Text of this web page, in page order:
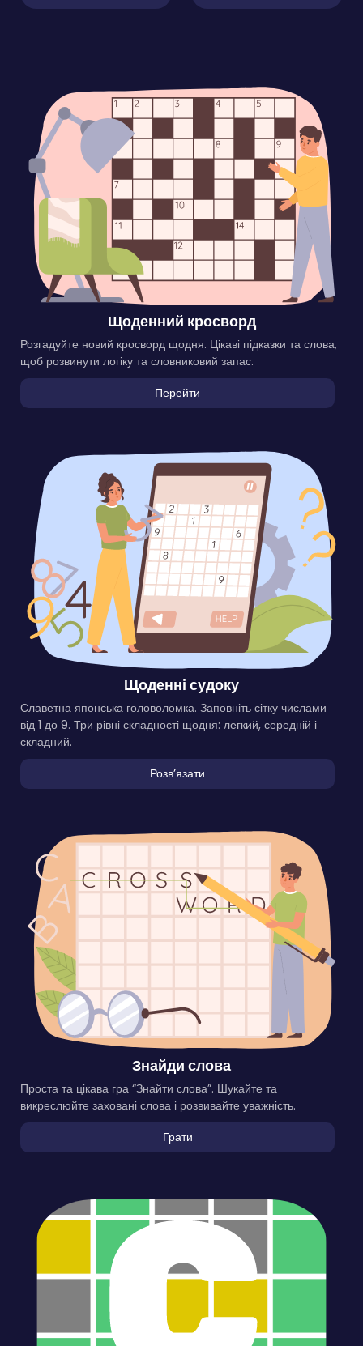
Щоденний кросворд
Розгадуйте новий кросворд щодня. Цікаві підказки та слова,
щоб розвинути логіку та словниковий запас.
Перейти
Щоденні судоку
Славетна японська головоломка. Заповніть сітку числами
від 1 до 9. Три рівні складності щодня: легкий, середній і
складний.
Розвʼязати
Знайди слова
Проста та цікава гра “Знайти слова”. Шукайте та
викреслюйте заховані слова і розвивайте уважність.
Грати